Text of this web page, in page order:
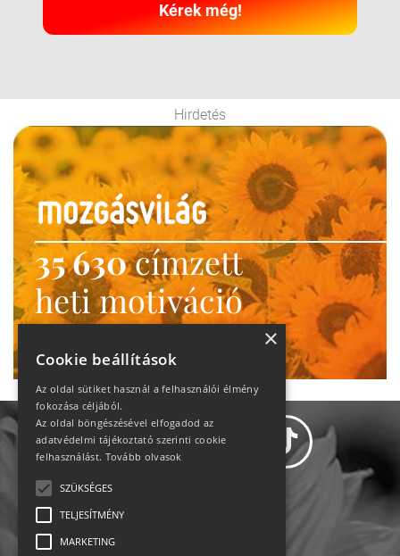
Kérek még!
Hirdetés
35 630címzett
heti motiváció
Ne maradj le!
×
Cookie beállítások
Az oldal sütiket használ a felhasználói élmény
fokozása céljából.
Az oldal böngészésével elfogadod az
adatvédelmi tájékoztató szerinti cookie
felhasználást. Tovább olvasok
SZÜKSÉGES
TELJESÍTMÉNY
MARKETING